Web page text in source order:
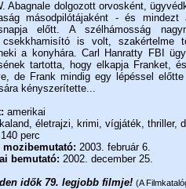
Abagnale dolgozott orvosként,
másodpilótájaként - és mindezt
előtt. A szélhámosság
csekkhamisító is volt, szakértelme
a konyhára. Carl Hanratty FBI
tartotta, hogy elkapja Franket,
de Frank mindig egy lépéssel
kényszerítette...
amerikai
kaland, életrajzi, krimi, vígjáték, thriller,
140 perc
mozibemutató: 2003. február 6.
bemutató: 2002. december 25.
idők 79. legjobb filmje! (A